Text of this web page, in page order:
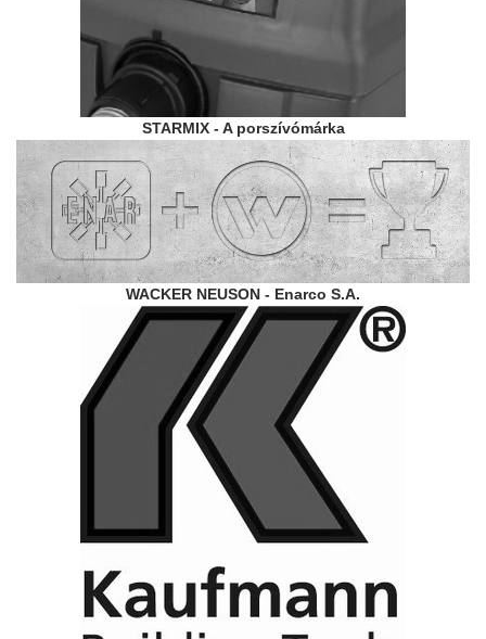
STARMIX - A porszívómárka
WACKER NEUSON - Enarco S.A.